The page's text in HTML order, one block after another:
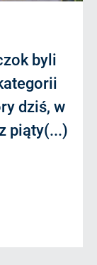
byli
dziś, w
piąty(...)